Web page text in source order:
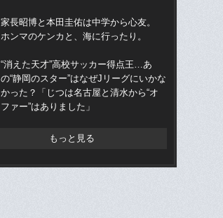
家長昭博と本田圭佑は中学から心友。
ホンマのケンカと、海に行ったり。
“消えた天才”高校サッカー得点王…あ
の“静岡のスター”はなぜJリーグにいかな
かった？「じつは名古屋と清水から“オ
ファー”はありました」
もっと見る